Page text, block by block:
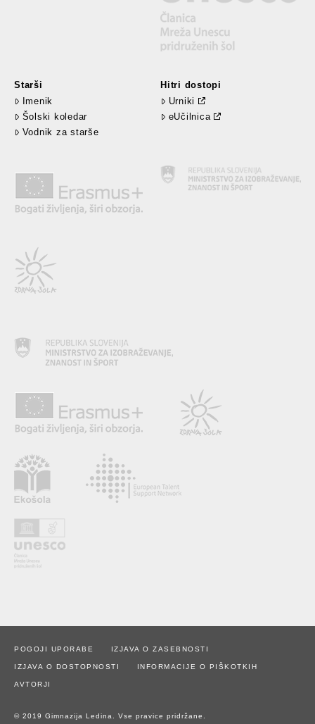
Starši
Imenik
Šolski koledar
Vodnik za starše
Hitri dostopi
Urniki
eUčilnica
POGOJI UPORABE IZJAVA O ZASEBNOSTI
IZJAVA O DOSTOPNOSTI INFORMACIJE O PIŠKOTKIH
AVTORJI
© 2019 Gimnazija Ledina. Vse pravice pridržane.